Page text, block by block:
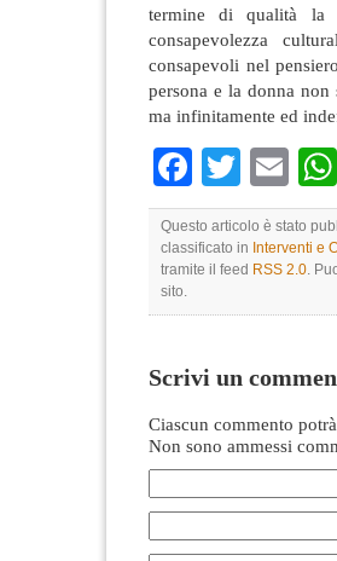
termine di qualità la
consapevolezza
consapevoli nel
persona e la donna
ma infinitamente ed
Questo articolo è stato
classificato in Interventi e
tramite il feed RSS 2.0 .
sito.
Scrivi un
Ciascun commento
Non sono ammessi